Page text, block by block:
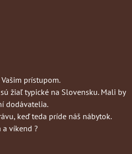
prístupom.
žiaľ typické na Slovensku. Mali by
dodávatelia.
keď teda príde náš nábytok.
a víkend ?